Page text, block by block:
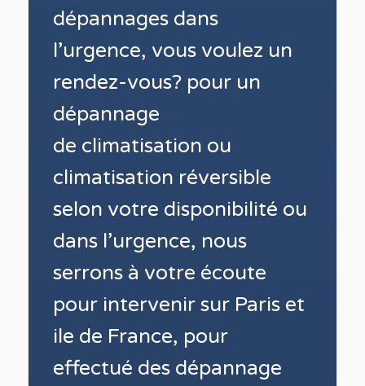
dépannages dans
l’urgence, vous voulez un
rendez-vous? pour un
dépannage
de climatisation ou
climatisation réversible
selon votre disponibilité ou
dans l’urgence, nous
serrons à votre écoute
pour intervenir sur Paris et
ile de France, pour
effectué des dépannage